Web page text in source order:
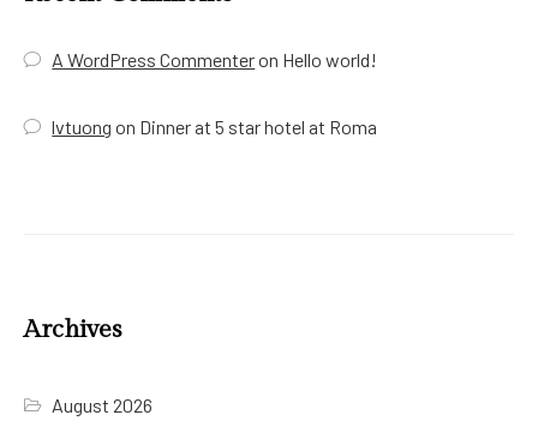
A WordPress Commenteron Hello world!
lvtuong on Dinner at 5 star hotel at Roma
Archives
August 2026